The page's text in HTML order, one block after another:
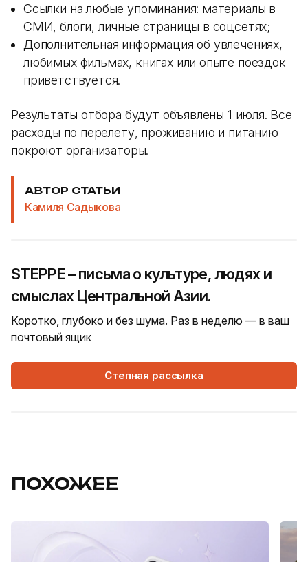
Ссылки на любые упоминания: материалы в
СМИ, блоги, личные страницы в соцсетях;
Дополнительная информация об увлечениях,
любимых фильмах, книгах или опыте поездок
приветствуется.
Результаты отбора будут объявлены 1 июля. Все
расходы по перелету, проживанию и питанию
покроют организаторы.
АВТОР СТАТЬИ
Камиля Садыкова
STEPPE – письма о культуре, людях и
смыслах Центральной Азии.
Коротко, глубоко и без шума. Раз в неделю — в ваш
почтовый ящик
Степная рассылка
ПОХОЖЕЕ